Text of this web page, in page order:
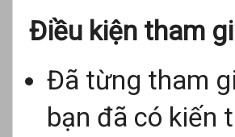
Điều kiện tham
Đã từng tham
bạn đã có kiến